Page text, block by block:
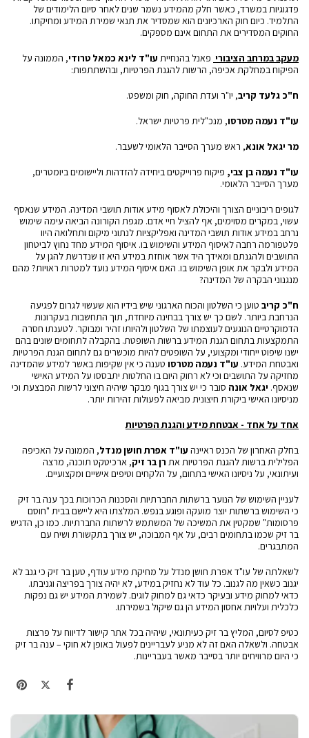
פדגוגיות במשרד, כאשר חלק מהמידע נשמר שנים לאחר סיום הלימודים של
התלמיד. כיום חוק הארכיונים הוא שמסדיר את תנאי שמירת המידע ומחיקתו.
החוקים המסדירים את התחום אינם מספקים.
מעקב במרחב הציבורי פאנל בהנחיית עו"ד לינא כמאל טרודי, הממונה על
הפיקוח במחלקת אכיפה, הרשות להגנת הפרטיות, ובהשתתפות:
ח"כ גלעד קריב, יו"ר ועדת החוקה, חוק ומשפט.
עו"ד נעמה מטרסו, מנכ"לית פרטיות ישראל.
מר יגאל אונא, ראש מערך הסייבר הלאומי לשעבר.
עו"ד נעמה בן צבי, פיקוח פרוייקטים ביחידה להזדהות וליישומים ביומטרים,
מערך הסייבר הלאומי.
לגופים ריבוניים הצורך והיכולת לאסוף מידע אודות תושבי המדינה. המידע שנאסף
עשוי, במקרים מסוימים, אף להציל חיי אדם. מגפת הקורונה הביאה עימה שימוש
נרחב במידע אודות תושבי המדינה ואפליקציות לנתוני מיקום ותחלואה היוו
פלטפורמה רחבה לאיסוף המידע והשימוש בו. איסוף המידע מחד נחוץ לביטחון
התושבים ולהגנתם ומאידך היד אשר אוחזת במידע היא זו שנדרשת להגן על
המידע ולבקר את אופן השימוש בו. האם איסוף המידע נועד למטרות ראויות? מהם
מנגנוני הבקרה של המדינה?
ח"כ קריב טוען כי השלטון והכוח הארגוני שיש בידיו הוא שעשוי לגרום לפגיעה
הנרחבת ביותר. לשם כך יש צורך בבחינה מיוחדת, תוך התחשבות בעקרונות
הדמוקרטיים הנוגעים לעוצמתו של השלטון ולהיותו זהיר ומבוקר. לטענתו חסרה
התמקצעות בתחום הגנת המידע ברשות השופטת. בהקבלה לתחומים שונים בהם
ישנו שיפוט ייחודי ומקצועי, על השופטים להיות מוכשרים גם לתחום הגנת הפרטיות
ואבטחת המידע. עו"ד נעמה מטרסו טענה כי אין שקיפות באשר למידע שהמדינה
מחזיקה על התושבים וכי לא רחוק היום בו החלטות יתבססו על המידע האישי
שנאסף. יגאל אונה סובר כי יש צורך בגוף מבקר שיהיה חיצוני לרשות המבצעת וכי
מניסיונו האישי ביקורת חיצונית מביאה לפעולות זהירות יותר.
אחד על אחד - אבטחת מידע והגנת הפרטיות
בחלק האחרון של הכנס ראיינה עו"ד אפרת חושן מנדל, הממונה על האכיפה
הפלילית ברשות להגנת הפרטיות את רן בר זיק, ארכיטקט תוכנה, מרצה
ועיתונאי, על ניסיונו האישי בתחום, על הלקחים וטיפים אישיים ומקצועיים.
לעניין השימוש של הנוער ברשתות החברתיות והסכנות הכרוכות בכך ענה בר זיק
כי השימוש ברשתות יוצר מועקה ופוגע בנפש. המלצתו היא ליישם בבית "חוסם
פרסומות" שמקטין את המשיכה של המשתמש לרשתות החברתיות. כמו כן, הדגיש
בר זיק שכמו בתחומים רבים, על אף המבוכה, יש צורך בתקשורת ושיח עם
המתבגרים.
לשאלתה של עו"ד אפרת חושן מנדל על מחיקת מידע עודף, טען בר זיק כי גנב לא
יגנוב כשאין מה לגנוב. כל עוד לא נחזיק במידע, לא יהיה צורך בפריצה וגניבתו.
כדאי למחוק מידע ובעיקר כדאי גם למחוק לוגים. לשמירת המידע יש גם נפקות
כלכלית ועלויות אחסון המידע הן גם שיקול בשמירתו.
כטיפ לסיום, המליץ בר זיק כעיתונאי, שיהיה בכל אתר קישור לדיווח על פרצות
אבטחה. ולשאלה האם זה לא מניע לעבריינים לפעול באופן לא חוקי – ענה בר זיק
כי היום מרוויחים יותר בסייבר מאשר בעבריינות.